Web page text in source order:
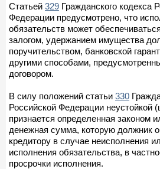
Статьей 329 Гражданского кодекса
Федерации предусмотрено, что
обязательств может
залогом, удержанием имущества
поручительством, банковской
другими способами,
договором.
В силу положений статьи 330
Российской Федерации неустойкой
признается определенная законом
денежная сумма, которую должник
кредитору в случае неисполнения
исполнения обязательства, в
просрочки исполнения.